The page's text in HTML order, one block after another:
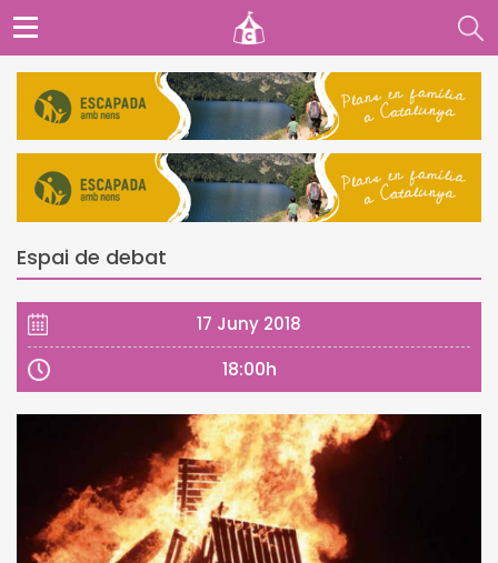
Espai de debat
17 Juny 2018
18:00h